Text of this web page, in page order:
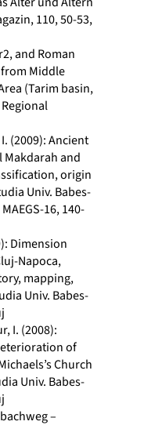
110, 50-53,
and Roman
from Middle
(Tarim basin,
(2009): Ancient
and
origin
Univ. Babes-
16, 140-
Dimension
Napoca,
mapping,
Univ. Babes-
I. (2008):
of
Church
Univ. Babes-
–